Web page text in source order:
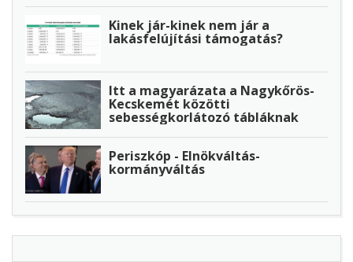
Kinek jár-kinek nem jár a
lakásfelújítási támogatás?
Itt a magyarázata a Nagykőrös-
Kecskemét közötti
sebességkorlátozó tábláknak
Periszkóp - Elnökváltás-
kormányváltás